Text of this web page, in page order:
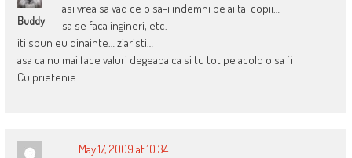
Buddy
asi vrea sa vad ce o sa-i indemni pe ai tai copii…
sa se faca ingineri, etc.
iti spun eu dinainte… ziaristi…
asa ca nu mai face valuri degeaba ca si tu tot pe acolo o sa fi
Cu prietenie….
May 17, 2009 at 10:34